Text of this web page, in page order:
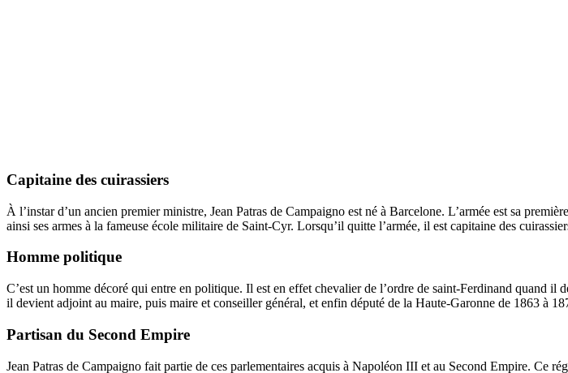
Capitaine des cuirassiers
À l’instar d’un ancien premier ministre, Jean Patras de Campaigno est né à Barcelone. L’armée est sa
ainsi ses armes à la fameuse école militaire de Saint-Cyr. Lorsqu’il quitte l’armée, il est capitaine des
Homme politique
C’est un homme décoré qui entre en politique. Il est en effet chevalier de l’ordre de saint-Ferdinand
il devient adjoint au maire, puis maire et conseiller général, et enfin député de la Haute-Garonne de 1863 à
Partisan du Second Empire
Jean Patras de Campaigno fait partie de ces parlementaires acquis à Napoléon III et au Second Empire. Ce